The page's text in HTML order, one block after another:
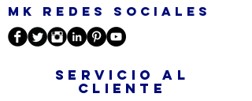
MK REDES SOCIALES
SERVICIO AL
CLIENTE